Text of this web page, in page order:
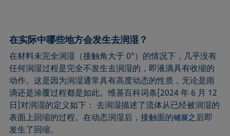
在实际中哪些地方会发生去润湿？
在材料未完全润湿（接触角大于 0°）的情况下，几乎没有
任何润湿过程是完全不发生去润湿的，即液滴具有收缩的
动作。这是因为润湿通常具有高度动态的性质，无论是雨
滴还是涂覆过程都是如此。维基百科词条[2024 年 6 月 12
日]对润湿的定义如下： 去润湿描述了流体从已经被润湿的
表面上回缩的过程。在动态润湿后，接触面的铺展之后即
发生了回缩。